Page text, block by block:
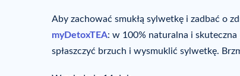
Aby zachować smukłą sylwetkę i zadbać o
myDetoxTEA: w 100% naturalna i
spłaszczyć brzuch i wysmuklić sylwetkę.